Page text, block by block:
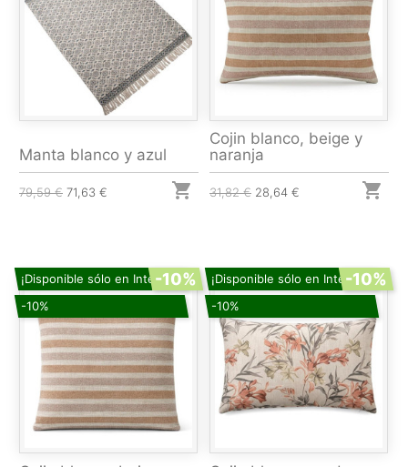
Manta blanco y azul
79,59 € 71,63 € 
Cojin blanco, beige y
naranja
31,82 € 28,64 € 
¡Disponible sólo en Internet!
-10%
-10%
¡Disponible sólo en Internet!
-10%
-10%